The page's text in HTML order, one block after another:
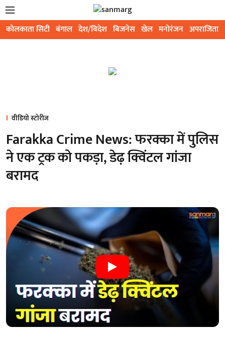
कोलकाता सिटी बंगाल देश/विदेश बिजनेस खेल मनोरंजन अपराजिता
वीडियो स्टोरीज
Farakka Crime News: फरक्का में पुलिस
ने एक ट्रक को पकड़ा, डेढ़ क्विंटल गांजा
बरामद